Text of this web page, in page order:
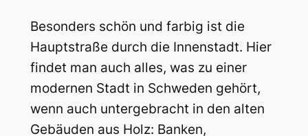
Besonders schön und farbig ist die
Hauptstraße durch die Innenstadt. Hier
findet man auch alles, was zu einer
modernen Stadt in Schweden gehört,
wenn auch untergebracht in den alten
Gebäuden aus Holz: Banken,